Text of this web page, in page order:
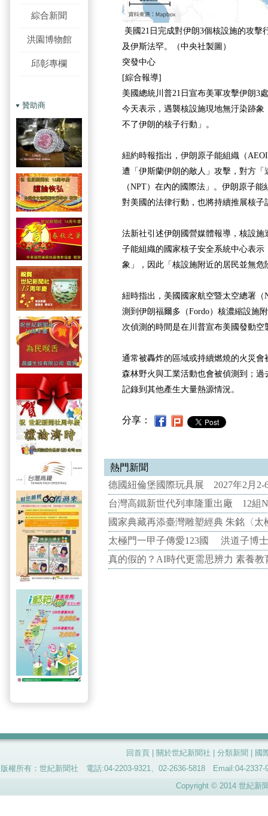
綜合新聞
洪園博物館
邱彰專欄
贊助商
美國21日完成對伊朗3個核設施的攻擊
及伊斯法罕。（中央社製圖）
突發中心
[綜合報導]
美國總統川普21日宣布美軍攻擊伊朗3
今天表示，遇襲核設施現地無汙染跡
不了伊朗的核子行動」。
紐約時報指出，伊朗原子能組織（
遭「伊斯蘭伊朗的敵人」攻擊，對方
（NPT）在內的國際法」。伊朗原子
對美國的法律行動，也將持續推展核子
法新社引述伊朗國營媒體報導，核設
子能組織的國家核子安全系統中心表示
象」，因此「核設施附近的居民並無危
紐時指出，美國國家航空暨太空總署
測到伊朗福爾多（Fordo）核濃縮設施
次偵測的時間是在川普宣布美國發動空
通常被轟炸的區域或持續燃燒的火災
森林野火與工業活動也會被偵測到；
記錄到其他產生大量熱源情況。
分享：
熱門新聞
德國紐倫堡國際玩具展 2027年2月2-
台灣高鐵新世代列車隆重出廠 12組
國家典藏再添臺灣雕塑經典 朱銘〈
太極門一甲子傳愛123國 洪道子博
真的假的？AI時代更需思辨力 素養
回首頁 關於世紀新聞社 分類新聞
國
版權所有：世紀新聞社 電話:04-2203-9321、02-2636-5818 Email:04-
Copyright © 2014 世紀新